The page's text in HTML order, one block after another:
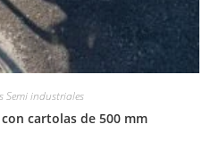
Semi industriales
cartolas de 500 mm